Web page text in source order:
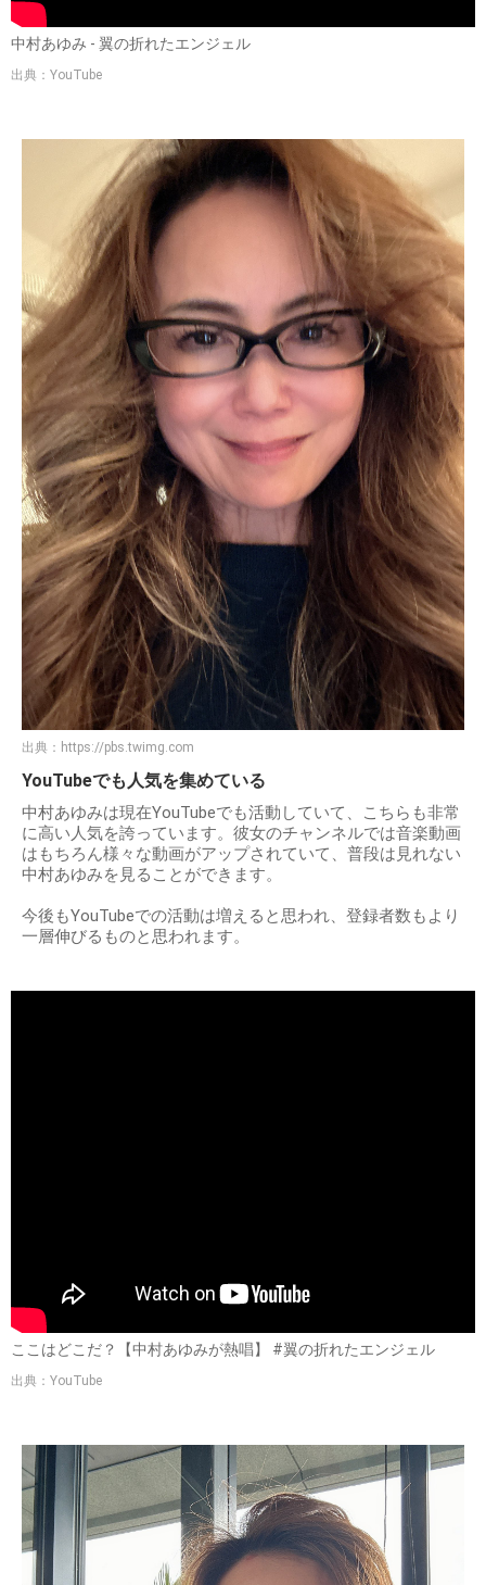
中村あゆみ - 翼の折れたエンジェル
出典：YouTube
出典： https://pbs.twimg.com
YouTubeでも人気を集めている
中村あゆみは現在YouTubeでも活動していて、こちらも非常
に高い人気を誇っています。彼女のチャンネルでは音楽動画
はもちろん様々な動画がアップされていて、普段は見れない
中村あゆみを見ることができます。
今後もYouTubeでの活動は増えると思われ、登録者数もより
一層伸びるものと思われます。
ここはどこだ？【中村あゆみが熱唱】 #翼の折れたエンジェル
出典：YouTube